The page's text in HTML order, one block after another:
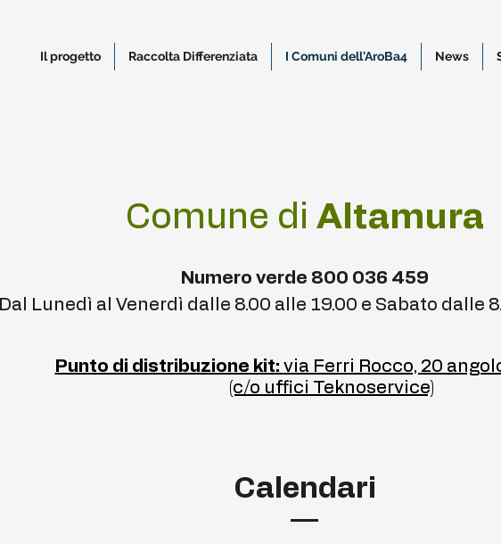
Il progetto Raccolta Differenziata I Comuni dell'AroBa4 News
Comune di Altamura
Numero verde 800 036 459
Dal Lunedì al Venerdì dalle 8.00 alle 19.00 e Sabato dalle
Punto di distribuzione kit: via Ferri Rocco, 20
(c/o uffici Teknoservice)
Calendari